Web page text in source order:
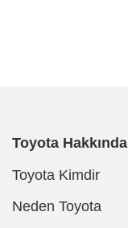
Toyota Hakkında
Toyota Kimdir
Neden Toyota